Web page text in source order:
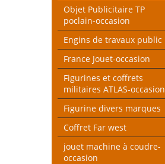
Objet Publicitaire TP
poclain-occasion
Engins de travaux public
France Jouet-occasion
Figurines et coffrets
militaires ATLAS-occasion
Figurine divers marques
Coffret Far west
jouet machine à coudre-
occasion